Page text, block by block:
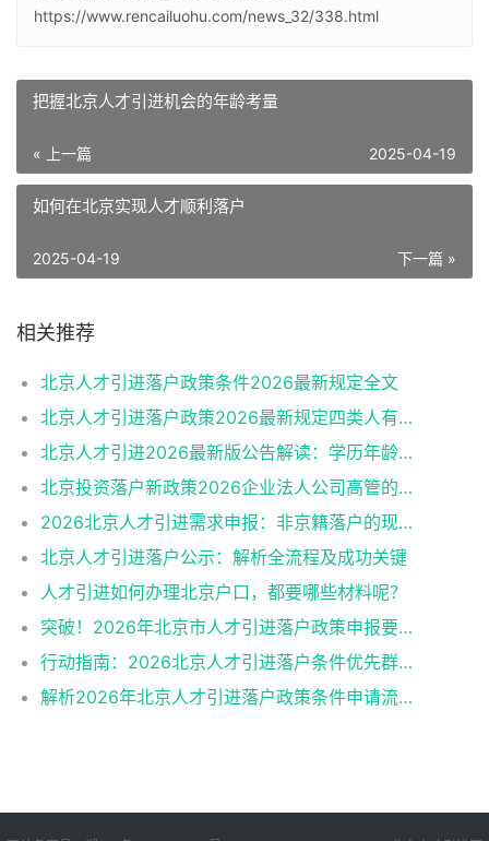
https://www.rencailuohu.com/news_32/338.html
把握北京人才引进机会的年龄考量
« 上一篇 2025-04-19
如何在北京实现人才顺利落户
下一篇 »
2025-04-19
相关推荐
北京人才引进落户政策条件2026最新规定全文
北京人才引进落户政策2026最新规定四类人有资格
北京人才引进2026最新版公告解读：学历年龄是门槛
北京投资落户新政策2026企业法人公司高管的福音
2026北京人才引进需求申报：非京籍落户的现状与困境
北京人才引进落户公示：解析全流程及成功关键
人才引进如何办理北京户口，都要哪些材料呢？
突破！2026年北京市人才引进落户政策申报要求操作指南
行动指南：2026北京人才引进落户条件优先群体政策红利
解析2026年北京人才引进落户政策条件申请流程材料准备